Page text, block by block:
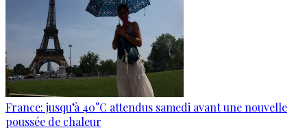
France: jusqu’à 40°C attendus samedi avant une nouvelle
poussée de chaleur